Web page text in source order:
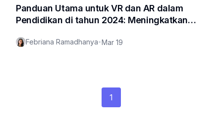
Panduan Utama untuk VR dan AR dalam
Pendidikan di tahun 2024: Meningkatkan
yang Dapat Ditindaklanjuti
Febriana Ramadhanya•Mar 19
1